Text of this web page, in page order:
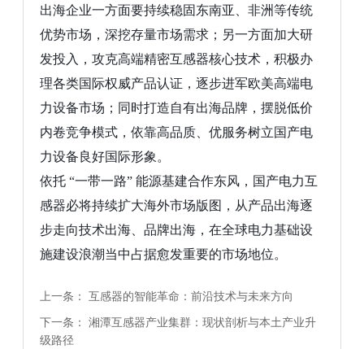
出海企业一方面要持续稳固东南亚、非洲等传统
优势市场，深挖存量市场需求；另一方面加大研
发投入，攻克高端精密互感器核心技术，积极办
理各类国际权威产品认证，逐步进军欧美高端电
力设备市场；同时打造自有出海品牌，摆脱低价
内卷竞争模式，依靠高品质、优服务树立国产电
力设备良好国际形象。
依托 “一带一路” 能源基建合作东风，国产电力互
感器必将持续扩大海外市场版图，从产品出海逐
步走向技术出海、品牌出海，在全球电力基础设
施建设浪潮当中占据愈发重要的市场地位。
上一条：
互感器的智能革命：前沿技术与未来方向
下一条：
湘潭互感器产业集群：现状剖析与本土产业升
级路径